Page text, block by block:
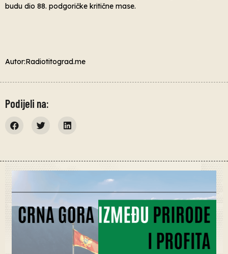
budu dio 88. podgoričke kritične mase.
Autor:Radiotitograd.me
Podijeli na: